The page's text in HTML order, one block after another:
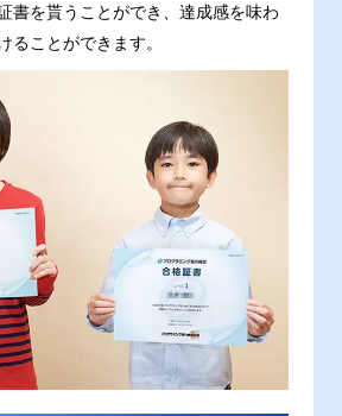
書を貰うことができ、達成感を味わ
ることができます。